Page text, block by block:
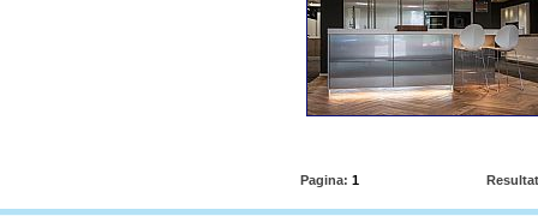
Pagina: 1